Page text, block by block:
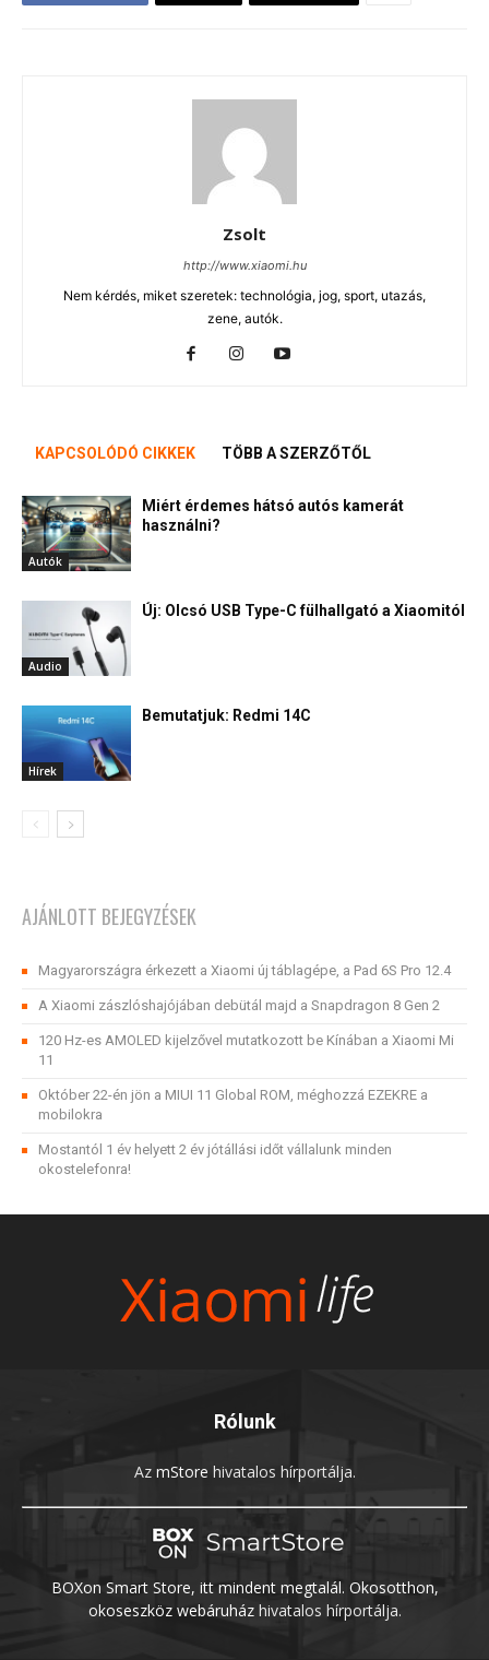
Zsolt
http://www.xiaomi.hu
Nem kérdés, miket szeretek: technológia, jog, sport, utazás,
zene, autók.
KAPCSOLÓDÓ CIKKEK TÖBB A SZERZŐTŐL
Autók
Miért érdemes hátsó autós kamerát
használni?
Audio
Új: Olcsó USB Type-C fülhallgató a Xiaomitól
Hírek
Bemutatjuk: Redmi 14C
AJÁNLOTT BEJEGYZÉSEK
Magyarországra érkezett a Xiaomi új táblagépe, a Pad 6S Pro 12.4
A Xiaomi zászlóshajójában debütál majd a Snapdragon 8 Gen 2
120 Hz-es AMOLED kijelzővel mutatkozott be Kínában a Xiaomi Mi
11
Október 22-én jön a MIUI 11 Global ROM, méghozzá EZEKRE a
mobilokra
Mostantól 1 év helyett 2 év jótállási időt vállalunk minden
okostelefonra!
Rólunk
Az mStore hivatalos hírportálja.
BOXon Smart Store, itt mindent megtalál. Okosotthon,
okoseszköz webáruházhivatalos hírportálja.